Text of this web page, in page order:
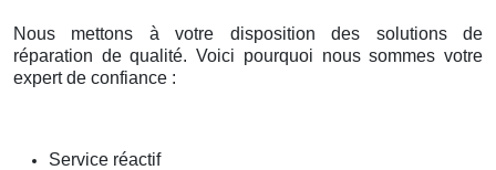
Nous mettons à votre disposition des solutions de
réparation de qualité. Voici pourquoi nous sommes votre
expert de confiance :
Service réactif